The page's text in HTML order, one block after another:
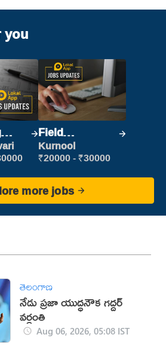
you
Field
Marketing
Executive
Kurnool
₹20000 - ₹30000
more jobs
తెలంగాణ
నేడు ప్రజా యుద్ధనౌక గద్దర్
వర్ధంతి
Aug 06, 2026, 05:08 IST